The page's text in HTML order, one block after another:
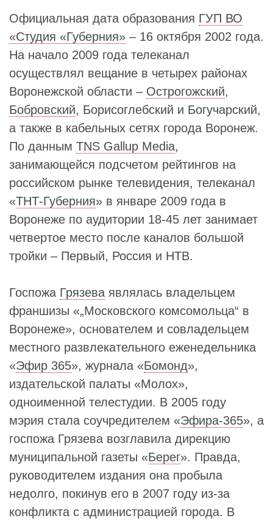
Официальная дата образования ГУП ВО
«Студия «Губерния» – 16 октября 2002 года.
На начало 2009 года телеканал
осуществлял вещание в четырех районах
Воронежской области – Острогожский,
Бобровский, Борисоглебский и Богучарский,
а также в кабельных сетях города Воронеж.
По данным TNS Gallup Media,
занимающейся подсчетом рейтингов на
российском рынке телевидения, телеканал
«ТНТ-Губерния» в январе 2009 года в
Воронеже по аудитории 18-45 лет занимает
четвертое место после каналов большой
тройки – Первый, Россия и НТВ.
Госпожа Грязева являлась владельцем
франшизы «„Московского комсомольца“ в
Воронеже», основателем и совладельцем
местного развлекательного еженедельника
«Эфир 365», журнала «Бомонд»,
издательской палаты «Молох»,
одноименной телестудии. В 2005 году
мэрия стала соучредителем «Эфира-365», а
госпожа Грязева возглавила дирекцию
муниципальной газеты «Берег». Правда,
руководителем издания она пробыла
недолго, покинув его в 2007 году из-за
конфликта с администрацией города. В